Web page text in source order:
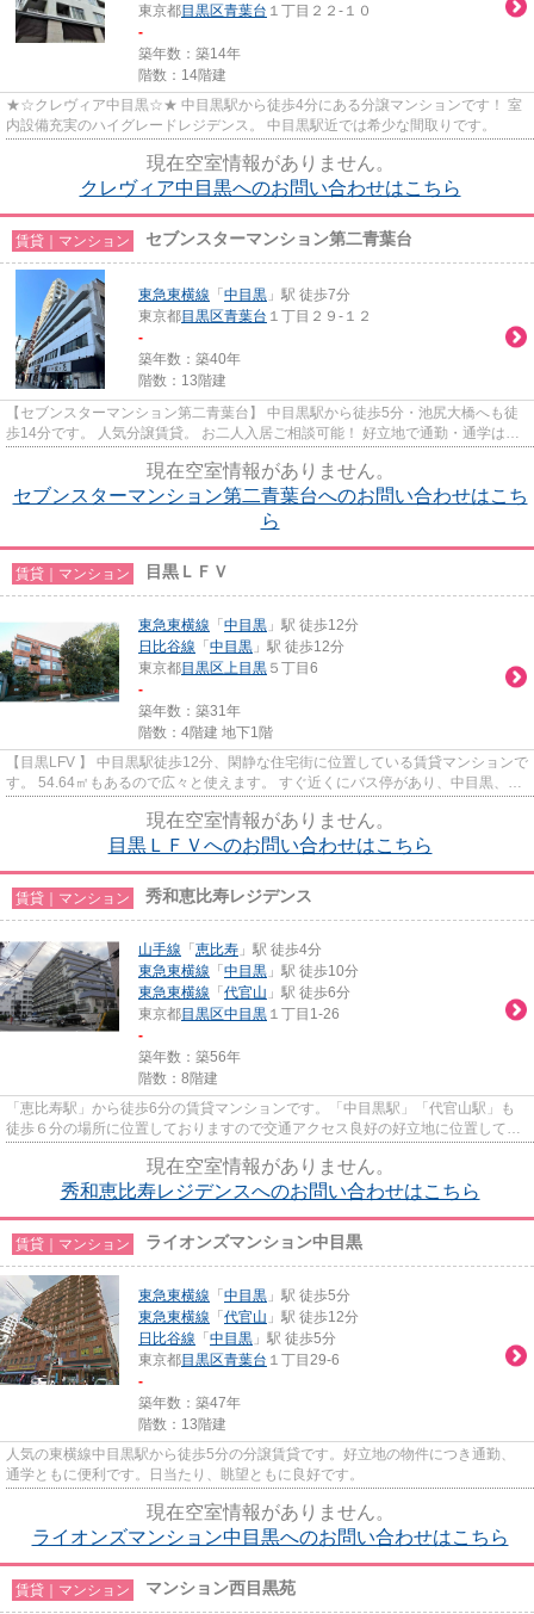
東京都目黒区青葉台 １丁目２２-１０
-
築年数：築14年
階数：14階建
★☆クレヴィア中目黒☆★ 中目黒駅から徒歩4分にある分譲マンションです！ 室
内設備充実のハイグレードレジデンス。 中目黒駅近では希少な間取りです。
現在空室情報がありません。
クレヴィア中目黒へのお問い合わせはこちら
賃貸｜マンション セブンスターマンション第二青葉台
東急東横線 「 中目黒 」駅 徒歩7分
東京都目黒区青葉台 １丁目２９-１２
-
築年数：築40年
階数：13階建
【セブンスターマンション第二青葉台】 中目黒駅から徒歩5分・池尻大橋へも徒
歩14分です。 人気分譲賃貸。 お二人入居ご相談可能！ 好立地で通勤・通学はも
現在空室情報がありません。
セブンスターマンション第二青葉台へのお問い合わせはこち
ら
賃貸｜マンション 目黒ＬＦＶ
東急東横線 「 中目黒 」駅 徒歩12分
日比谷線 「 中目黒 」駅 徒歩12分
東京都目黒区上目黒 ５丁目6
-
築年数：築31年
階数：4階建 地下1階
【目黒LFV 】 中目黒駅徒歩12分、閑静な住宅街に位置している賃貸マンションで
す。 54.64㎡もあるので広々と使えます。 すぐ近くにバス停があり、中目黒、渋
現在空室情報がありません。
目黒ＬＦＶへのお問い合わせはこちら
賃貸｜マンション 秀和恵比寿レジデンス
山手線 「 恵比寿 」駅 徒歩4分
東急東横線 「 中目黒 」駅 徒歩10分
東急東横線 「 代官山 」駅 徒歩6分
東京都目黒区中目黒 １丁目1-26
-
築年数：築56年
階数：8階建
「恵比寿駅」から徒歩6分の賃貸マンションです。「中目黒駅」「代官山駅」も
徒歩６分の場所に位置しておりますので交通アクセス良好の好立地に位置してお
現在空室情報がありません。
秀和恵比寿レジデンスへのお問い合わせはこちら
賃貸｜マンション ライオンズマンション中目黒
東急東横線 「 中目黒 」駅 徒歩5分
東急東横線 「 代官山 」駅 徒歩12分
日比谷線 「 中目黒 」駅 徒歩5分
東京都目黒区青葉台 １丁目29-6
-
築年数：築47年
階数：13階建
人気の東横線中目黒駅から徒歩5分の分譲賃貸です。好立地の物件につき通勤、
通学ともに便利です。日当たり、眺望ともに良好です。
現在空室情報がありません。
ライオンズマンション中目黒へのお問い合わせはこちら
賃貸｜マンション マンション西目黒苑